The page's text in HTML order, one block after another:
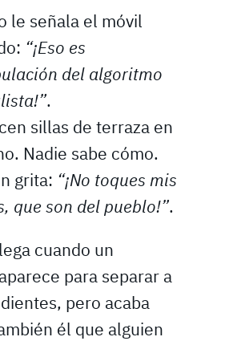
le señala el móvil
“¡Eso es
del algoritmo
.
sillas de terraza en
Nadie sabe cómo.
grita: “¡No toques mis
que son del pueblo!”.
cuando un
para separar a
pero acaba
él que alguien